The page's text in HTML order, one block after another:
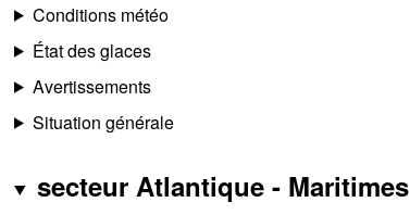
Conditions météo
État des glaces
Avertissements
Situation générale
secteur Atlantique - Maritimes